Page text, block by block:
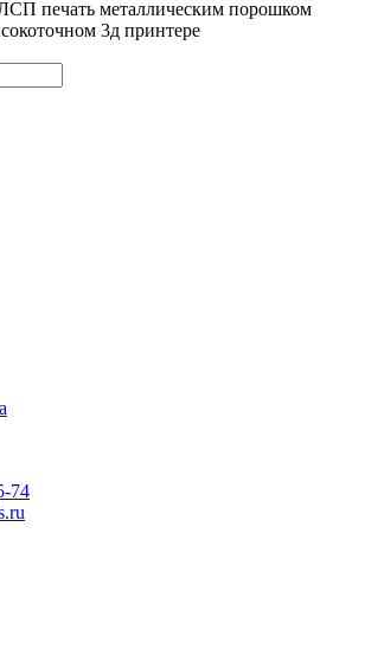
печать металлическим порошком
3д принтере
74